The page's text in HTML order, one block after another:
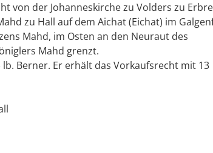
von der Johanneskirche zu Volders zu
zu Hall auf dem Aichat (Eichat) im
Mahd, im Osten an den Neuraut des
Mahd grenzt.
Berner. Er erhält das Vorkaufsrecht mit 13